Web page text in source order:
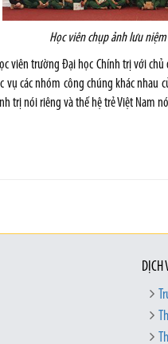
Học viên chụp ảnh lưu niệm
viên trường Đại học Chính trị với chủ
các nhóm công chúng khác nhau
trị nói riêng và thế hệ trẻ Việt Nam
DỊCH